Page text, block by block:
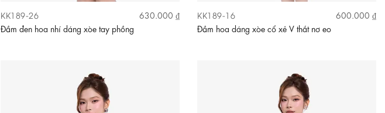
KK189-26
630.000 ₫
Đầm đen hoa nhí dáng xòe tay phồng
KK189-16
600.000 ₫
Đầm hoa dáng xòe cổ xẻ V thắt nơ eo